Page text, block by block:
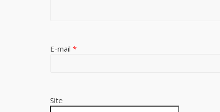
E-mail *
Site